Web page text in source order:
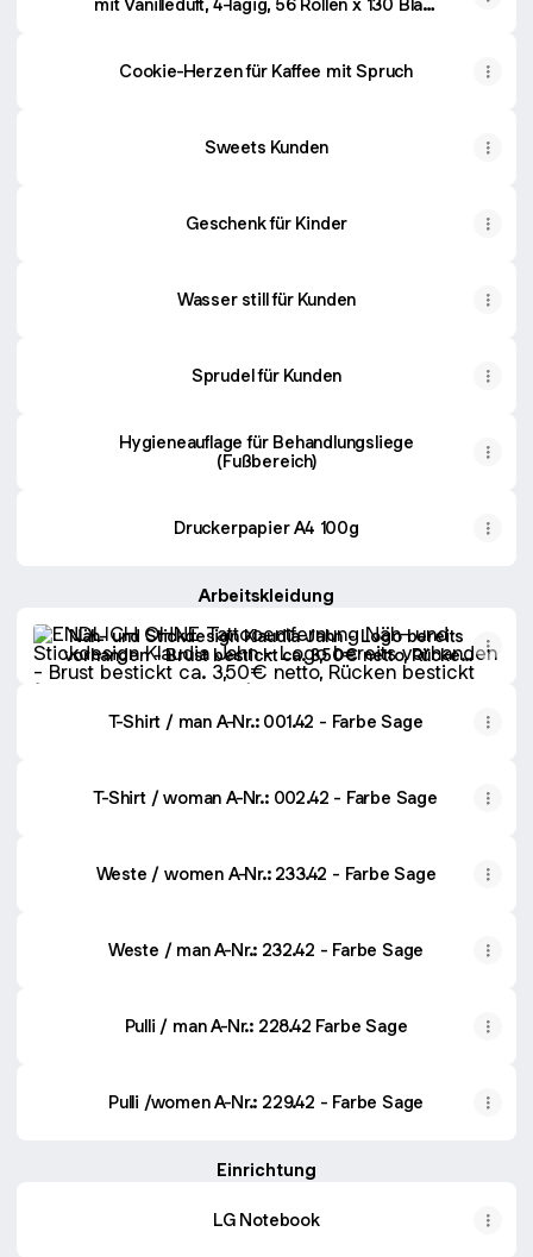
aus mind. 30% PCR : Amazon.de: Drogerie
& Körperpflege
Cookie-Herzen für Kaffee mit Spruch
Sweets Kunden
Geschenk für Kinder
Wasser still für Kunden
Sprudel für Kunden
Hygieneauflage für Behandlungsliege
(Fußbereich)
Druckerpapier A4 100g
Arbeitskleidung
Näh- und Stickdesign Klaudia Jahn - Logo bereits
vorhanden - Brust bestickt ca. 3,50€ netto, Rücken
bestickt (wahlweise mit Standort) ca. 5,50€,
eure Möglichkeiten mit Frau Jahn besprechen.
T-Shirt / man A-Nr.: 001.42 - Farbe Sage
T-Shirt / woman A-Nr.: 002.42 - Farbe Sage
Weste / women A-Nr.: 233.42 - Farbe Sage
Weste / man A-Nr.: 232.42 - Farbe Sage
Pulli / man A-Nr.: 228.42 Farbe Sage
Pulli /women A-Nr.: 229.42 - Farbe Sage
Einrichtung
LG Notebook